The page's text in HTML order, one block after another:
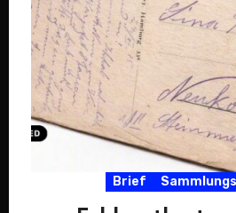
Brief